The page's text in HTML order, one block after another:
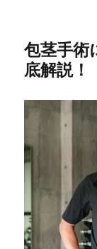
包茎手術
底解説！